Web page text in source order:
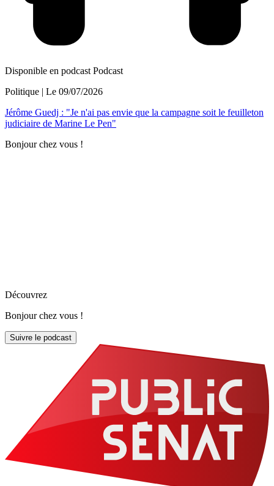
Disponible en podcast Podcast
Politique | Le 09/07/2026
Jérôme Guedj : "Je n'ai pas envie que la campagne soit le feuilleton
judiciaire de Marine Le Pen"
Bonjour chez vous !
Découvrez
Bonjour chez vous !
Suivre le podcast